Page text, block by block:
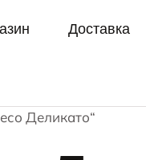
Доставка
Деликато“